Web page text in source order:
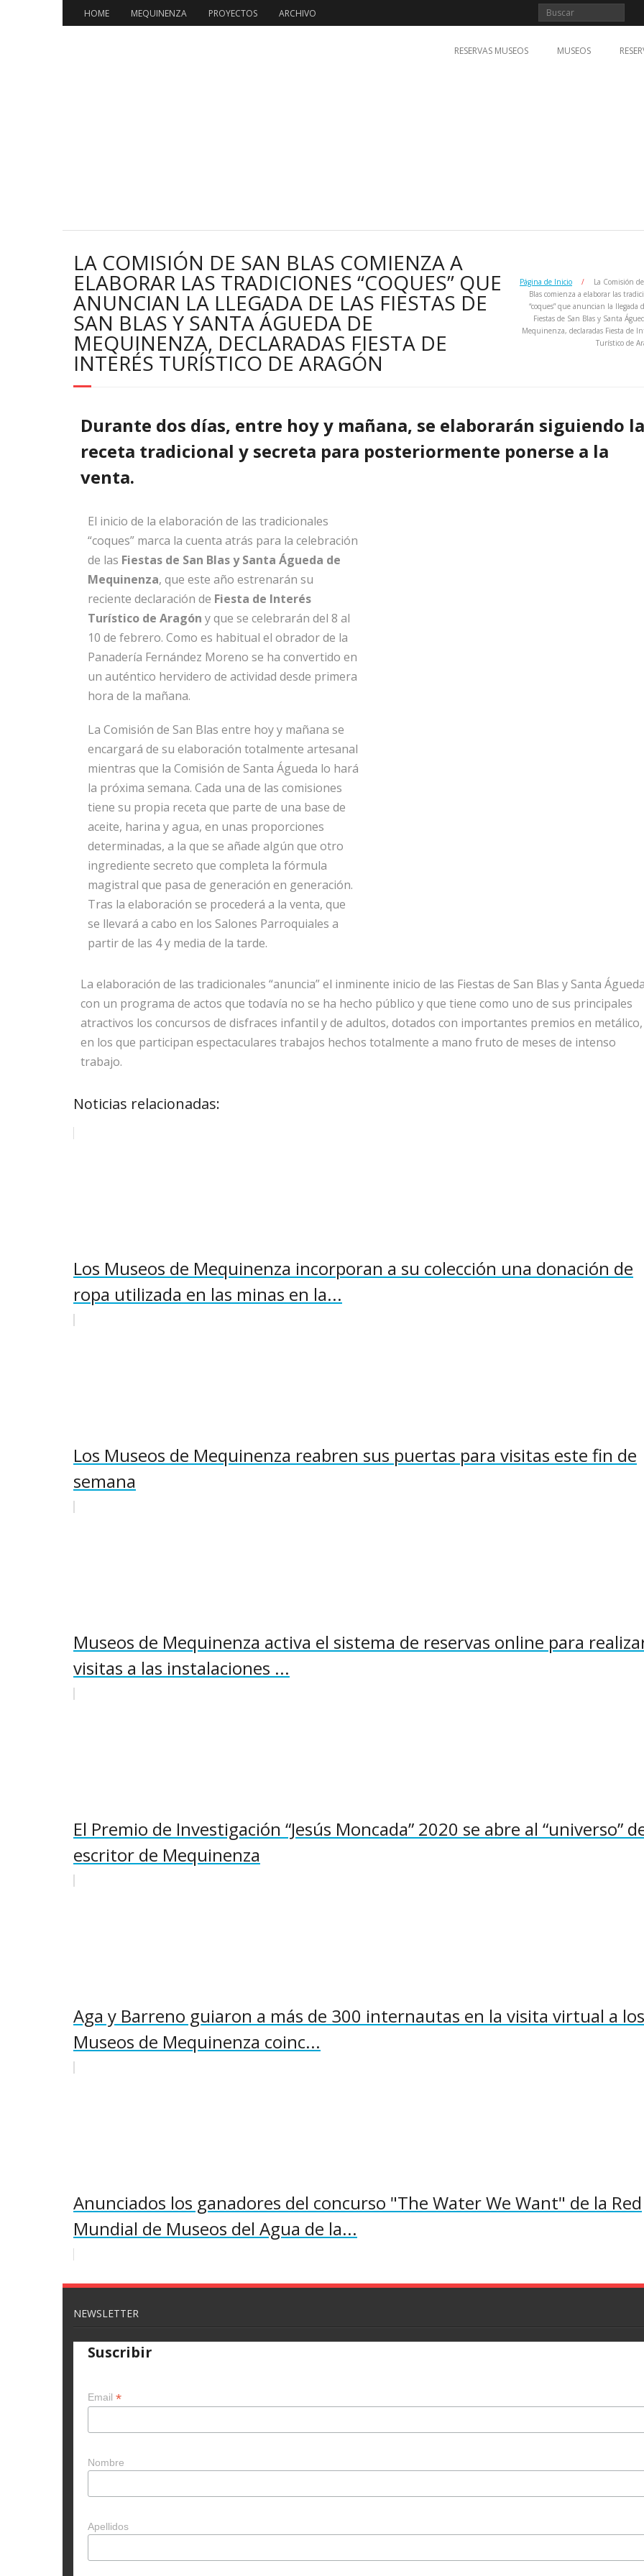
HOME MEQUINENZA PROYECTOS ARCHIVO
RESERVAS MUSEOS MUSEOS
LA COMISIÓN DE SAN BLAS COMIENZA A
ELABORAR LAS TRADICIONES “COQUES” QUE
ANUNCIAN LA LLEGADA DE LAS FIESTAS DE
SAN BLAS Y SANTA ÁGUEDA DE
MEQUINENZA, DECLARADAS FIESTA DE
INTERÉS TURÍSTICO DE ARAGÓN
Página de Inicio /
La Comisión
Blas comienza a elaborar las
“coques” que anuncian la llegada
Fiestas de San Blas y Santa
Mequinenza, declaradas Fiesta de
Turístico de
Durante dos días, entre hoy y mañana, se elaborarán siguiendo la
receta tradicional y secreta para posteriormente ponerse a la
venta.
El inicio de la elaboración de las tradicionales
“coques” marca la cuenta atrás para la celebración
de las Fiestas de San Blas y Santa Águeda de
Mequinenza, que este año estrenarán su
reciente declaración de Fiesta de Interés
Turístico de Aragón y que se celebrarán del 8 al
10 de febrero. Como es habitual el obrador de la
Panadería Fernández Moreno se ha convertido en
un auténtico hervidero de actividad desde primera
hora de la mañana.
La Comisión de San Blas entre hoy y mañana se
encargará de su elaboración totalmente artesanal
mientras que la Comisión de Santa Águeda lo hará
la próxima semana. Cada una de las comisiones
tiene su propia receta que parte de una base de
aceite, harina y agua, en unas proporciones
determinadas, a la que se añade algún que otro
ingrediente secreto que completa la fórmula
magistral que pasa de generación en generación.
Tras la elaboración se procederá a la venta, que
se llevará a cabo en los Salones Parroquiales a
partir de las 4 y media de la tarde.
La elaboración de las tradicionales “anuncia” el inminente inicio de las Fiestas de San Blas y Santa
con un programa de actos que todavía no se ha hecho público y que tiene como uno de sus principales
atractivos los concursos de disfraces infantil y de adultos, dotados con importantes premios en
en los que participan espectaculares trabajos hechos totalmente a mano fruto de meses de intenso
trabajo.
Noticias relacionadas:
Los Museos de Mequinenza incorporan a su colección una donación de
ropa utilizada en las minas en la...
Los Museos de Mequinenza reabren sus puertas para visitas este fin de
semana
Museos de Mequinenza activa el sistema de reservas online para
visitas a las instalaciones ...
El Premio de Investigación “Jesús Moncada” 2020 se abre al “universo”
escritor de Mequinenza
Aga y Barreno guiaron a más de 300 internautas en la visita virtual a los
Museos de Mequinenza coinc...
Anunciados los ganadores del concurso "The Water We Want" de la Red
Mundial de Museos del Agua de la...
NEWSLETTER
Suscribir
Email *
Nombre
Apellidos